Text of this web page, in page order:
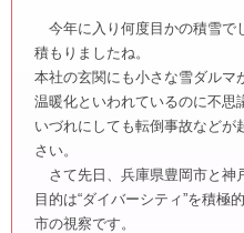
今年に入り何度目かの積雪で
積もりましたね。
本社の玄関にも小さな雪ダルマ
温暖化といわれているのに不思
いづれにしても転倒事故など
さい。
さて先日、兵庫県豊岡市と神
目的は“ダイバーシティ”を積極
市の視察です。